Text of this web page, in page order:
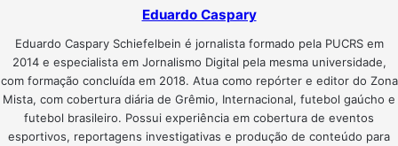
Eduardo Caspary
Eduardo Caspary Schiefelbein é jornalista formado pela PUCRS em
2014 e especialista em Jornalismo Digital pela mesma universidade,
com formação concluída em 2018. Atua como repórter e editor do Zona
Mista, com cobertura diária de Grêmio, Internacional, futebol gaúcho e
futebol brasileiro. Possui experiência em cobertura de eventos
esportivos, reportagens investigativas e produção de conteúdo para